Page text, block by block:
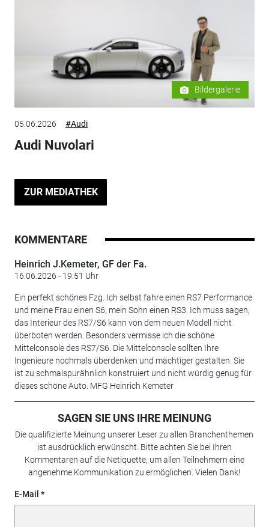
Bildergalerie
05.06.2026 #Audi
Audi Nuvolari
ZUR MEDIATHEK
KOMMENTARE
Heinrich J.Kemeter, GF der Fa.
16.06.2026 - 19:51 Uhr
Ein perfekt schönes Fzg. Ich selbst fahre einen RS7 Performance
und meine Frau einen S6, mein Sohn einen RS3. Ich muss sagen,
das Interieur des RS7/S6 kann von dem neuen Modell nicht
überboten werden. Besonders vermisse ich die schöne
Mittelconsole des RS7/S6. Die Mittelconsole sollten Ihre
Ingenieure nochmals überdenken und mächtiger gestalten. Sie
ist zu schmalspurähnlich konstruiert und nicht würdig genug für
dieses schöne Auto. MFG Heinrich Kemeter
SAGEN SIE UNS IHRE MEINUNG
Die qualifizierte Meinung unserer Leser zu allen Branchenthemen
ist ausdrücklich erwünscht. Bitte achten Sie bei Ihren
Kommentaren auf die Netiquette, um allen Teilnehmern eine
angenehme Kommunikation zu ermöglichen. Vielen Dank!
E-Mail